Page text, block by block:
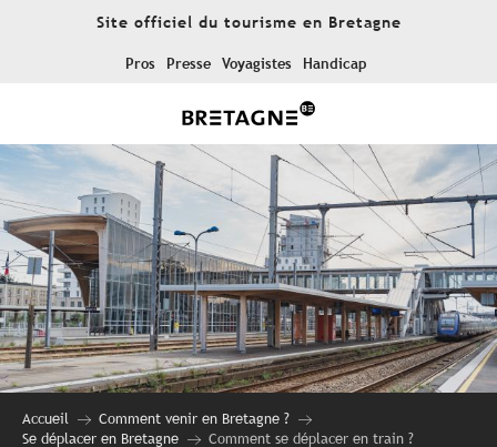
Site officiel du tourisme en Bretagne
Pros Presse Voyagistes Handicap
Accueil
Comment venir en Bretagne ?
Se déplacer en Bretagne
Comment se déplacer en train ?